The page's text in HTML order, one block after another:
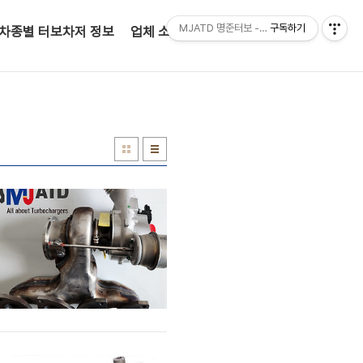
업체 소개(인사말) 고객 문의
종별 터보차저 정보 MJATD 명준터보 - 정품터보차저 전문판매점
구독하기